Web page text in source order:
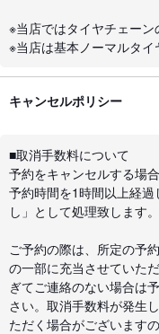
※当店ではタイヤチェーン
※当店は基本ノーマルタイ
キャンセルポリシー
■取消手数料について
予約をキャンセルする場
予約時間を1時間以上経
し」として処理致します。
ご予約の際は、所定の予
の一部に充当させていた
ぎてご連絡のない場合は
さい。取消手数料が発生
ただく場合がございます